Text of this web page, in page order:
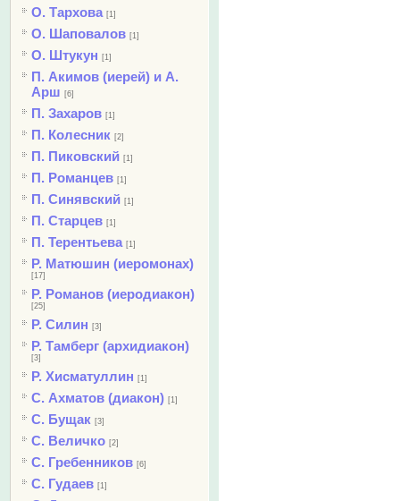
О. Тархова [1]
О. Шаповалов [1]
О. Штукун [1]
П. Акимов (иерей) и А.
Арш [6]
П. Захаров [1]
П. Колесник [2]
П. Пиковский [1]
П. Романцев [1]
П. Синявский [1]
П. Старцев [1]
П. Терентьева [1]
Р. Матюшин (иеромонах)
[17]
Р. Романов (иеродиакон)
[25]
Р. Силин [3]
Р. Тамберг (архидиакон)
[3]
Р. Хисматуллин [1]
С. Ахматов (диакон) [1]
С. Бущак [3]
С. Величко [2]
С. Гребенников [6]
С. Гудаев [1]